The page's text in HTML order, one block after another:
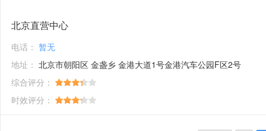
北京直营中心
电话： 暂无
地址： 北京市朝阳区 金盏乡 金港大道1号金港汽车公园F区2号
综合评分：
时效评分：